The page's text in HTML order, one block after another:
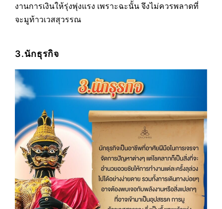
งานการเงินให้รุ่งพุ่งแรง เพราะฉะนั้น จึงไม่ควรพลาดที่
จะมูท้าวเวสสุวรรณ
3.นักธุรกิจ